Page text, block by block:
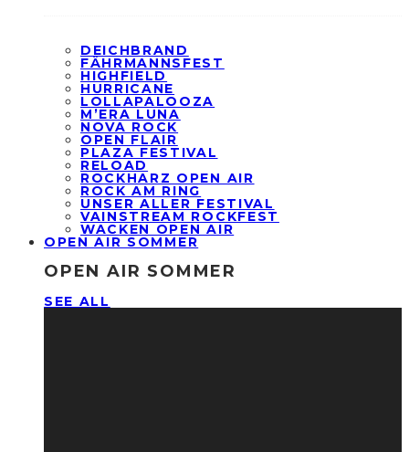
DEICHBRAND
FÄHRMANNSFEST
HIGHFIELD
HURRICANE
LOLLAPALOOZA
M’ERA LUNA
NOVA ROCK
OPEN FLAIR
PLAZA FESTIVAL
RELOAD
ROCKHARZ OPEN AIR
ROCK AM RING
UNSER ALLER FESTIVAL
VAINSTREAM ROCKFEST
WACKEN OPEN AIR
OPEN AIR SOMMER
OPEN AIR SOMMER
SEE ALL